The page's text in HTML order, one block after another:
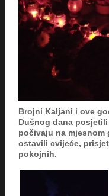
Brojni Kaljani i ove
Dušnog dana
počivaju na mjesnom
ostavili cvijeće,
pokojnih.